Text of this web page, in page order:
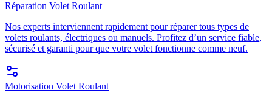
Réparation Volet Roulant
Nos experts interviennent rapidement pour réparer tous types de
volets roulants, électriques ou manuels. Profitez d’un service fiable,
sécurisé et garanti pour que votre volet fonctionne comme neuf.
Motorisation Volet Roulant